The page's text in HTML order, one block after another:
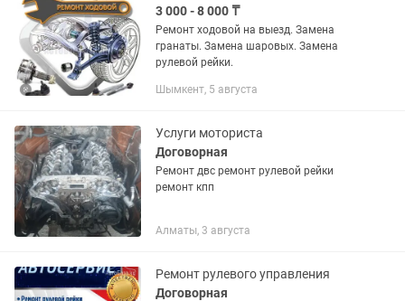
3 000 - 8 000 ₸
Ремонт ходовой на выезд. Замена
гранаты. Замена шаровых. Замена
рулевой рейки.
Шымкент, 5 августа
Услуги моториста
Договорная
Ремонт двс ремонт рулевой рейки
ремонт кпп
Алматы, 3 августа
Ремонт рулевого управления
Договорная